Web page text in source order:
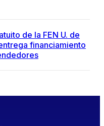
de la FEN U. de
financiamiento